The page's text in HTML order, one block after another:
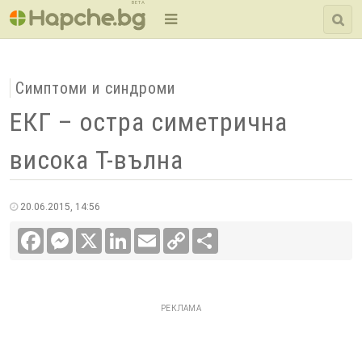
BETA
Симптоми и синдроми
ЕКГ – остра симетрична
висока T-вълна
20.06.2015, 14:56
FacebookMessenger LinkedInEmail
Copy
Link
РЕКЛАМА